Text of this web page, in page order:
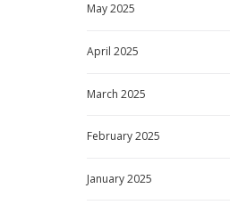
May2025
April 2025
March 2025
February2025
January2025